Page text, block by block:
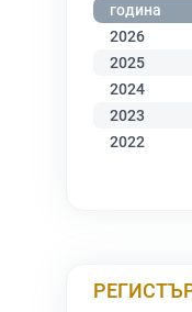
година
2026
2025
2024
2023
2022